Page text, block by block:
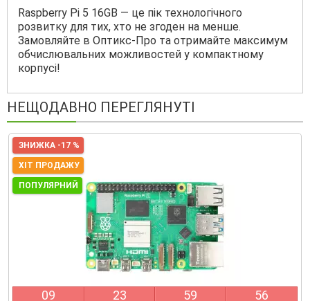
Raspberry Pi 5 16GB — це пік технологічного
розвитку для тих, хто не згоден на менше.
Замовляйте в Оптикс-Про та отримайте максимум
обчислювальних можливостей у компактному
корпусі!
НЕЩОДАВНО ПЕРЕГЛЯНУТІ
ЗНИЖКА -17 %
ХІТ ПРОДАЖУ
ПОПУЛЯРНИЙ
09 23 59 55